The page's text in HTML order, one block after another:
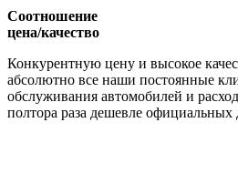
Соотношение
цена/качество
Конкурентную цену и высокое
абсолютно все наши постоянные
обслуживания автомобилей и
полтора раза дешевле официальных